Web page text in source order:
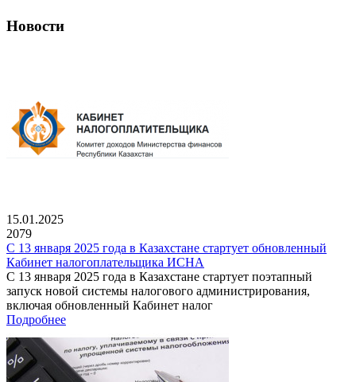
Новости
15.01.2025
2079
С 13 января 2025 года в Казахстане стартует обновленный
Кабинет налогоплательщика ИСНА
С 13 января 2025 года в Казахстане стартует поэтапный
запуск новой системы налогового администрирования,
включая обновленный Кабинет налог
Подробнее